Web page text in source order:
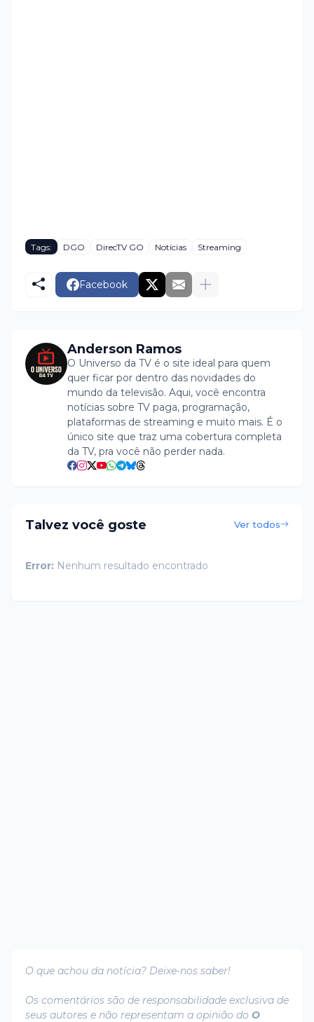
Tags: DGO DirecTV GO Notícias Streaming
Facebook
Anderson Ramos
O Universo da TV é o site ideal para quem
quer ficar por dentro das novidades do
mundo da televisão. Aqui, você encontra
notícias sobre TV paga, programação,
plataformas de streaming e muito mais. É o
único site que traz uma cobertura completa
da TV, pra você não perder nada.
Talvez você goste Ver todos
Error: Nenhum resultado encontrado
O que achou da notícia? Deixe-nos saber!
Os comentários são de responsabilidade exclusiva de
seus autores e não representam a opinião do O